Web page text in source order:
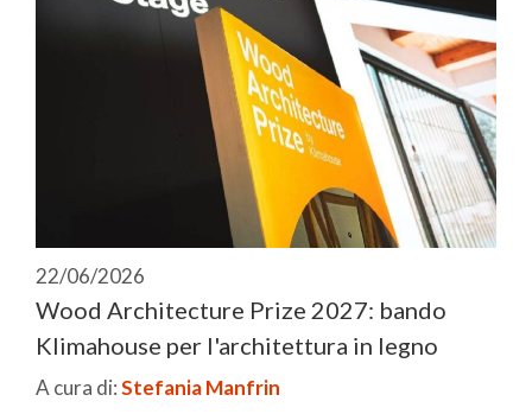
22/06/2026
Wood Architecture Prize 2027: bando
Klimahouse per l'architettura in legno
A cura di:Stefania Manfrin